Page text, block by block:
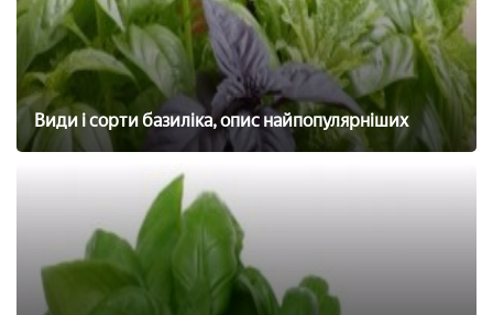
Види і сорти базиліка, опис найпопулярніших